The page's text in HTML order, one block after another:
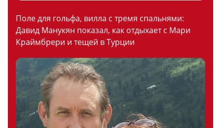
Поле для гольфа, вилла с тремя спальнями:
Давид Манукян показал, как отдыхает с Мари
Краймбрери и тещей в Турции